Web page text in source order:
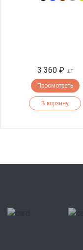
3 360 ₽ шт
Просмотреть
В корзину